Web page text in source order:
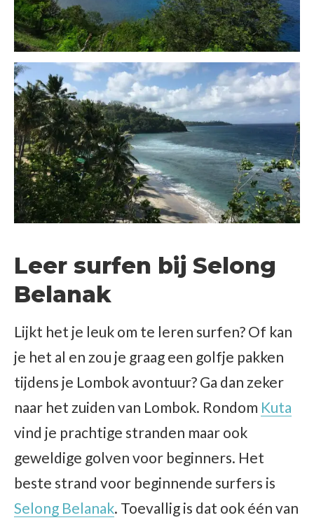
Leer surfen bij Selong
Belanak
Lijkt het je leuk om te leren surfen? Of kan
je het al en zou je graag een golfje pakken
tijdens je Lombok avontuur? Ga dan zeker
naar het zuiden van Lombok. Rondom Kuta
vind je prachtige stranden maar ook
geweldige golven voor beginners. Het
beste strand voor beginnende surfers is
Selong Belanak. Toevallig is dat ook één van